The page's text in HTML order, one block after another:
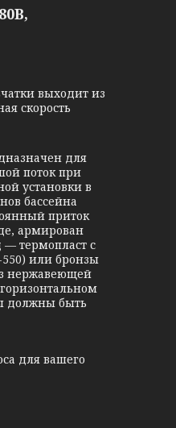
выходит из
скорость
для
поток при
установки в
бассейна
приток
армирован
термопласт с
или бронзы
нержавеющей
должны быть
для вашего